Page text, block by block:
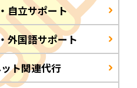
自立サポート
外国語サポート
ト関連代行